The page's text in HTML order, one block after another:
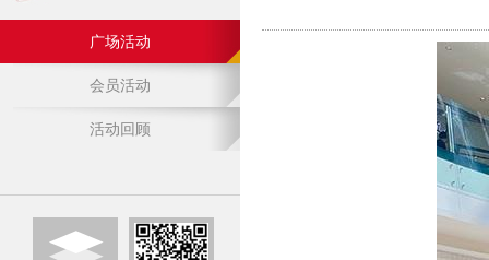
广场活动
会员活动
活动回顾